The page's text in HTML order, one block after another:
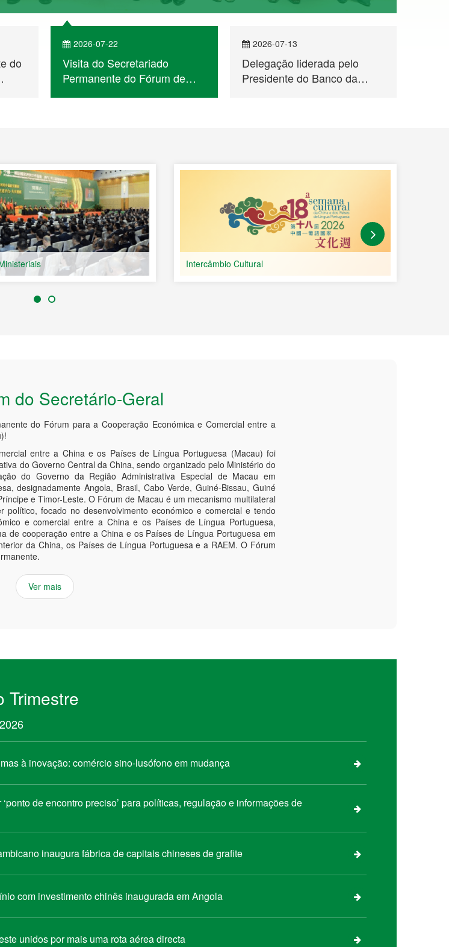
do
2026-07-22
Visita do Secretariado
Permanente do Fórum de
2026-07-13
Delegação liderada pelo
Presidente do Banco da
Intercâmbio Cultural
do Secretário-Geral
do Fórum para a Cooperação Económica e Comercial entre a
entre a China e os Países de Língua Portuguesa (Macau) foi
do Governo Central da China, sendo organizado pelo Ministério do
do Governo da Região Administrativa Especial de Macau em
designadamente Angola, Brasil, Cabo Verde, Guiné-Bissau, Guiné
e Timor-Leste. O Fórum de Macau é um mecanismo multilateral
político, focado no desenvolvimento económico e comercial e tendo
e comercial entre a China e os Países de Língua Portuguesa,
de cooperação entre a China e os Países de Língua Portuguesa em
da China, os Países de Língua Portuguesa e a RAEM. O Fórum
Ver mais
Trimestre
à inovação: comércio sino-lusófono em mudança
‘ponto de encontro preciso’ para políticas, regulação e informações de
inaugura fábrica de capitais chineses de grafite
com investimento chinês inaugurada em Angola
unidos por mais uma rota aérea directa